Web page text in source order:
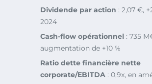
Dividende par action : 2,07 €,
2024
Cash-flow opérationnel : 735
augmentation de +10 %
Ratio dette financière nette
corporate/EBITDA : 0,9x, en